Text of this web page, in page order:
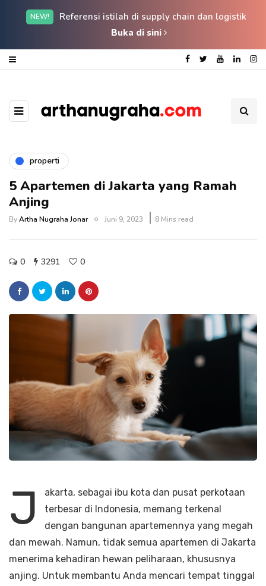
NEW!
Referensi istilah di supply chain dan logistik
Buka di sini
properti
5 Apartemen di Jakarta yang Ramah
Anjing
ByArtha Nugraha Jonar Juni 9, 2023 8 Mins read
0 3291 0
J
akarta, sebagai ibu kota dan pusat perkotaan
terbesar di Indonesia, memang terkenal
dengan bangunan apartemennya yang megah
dan mewah. Namun, tidak semua apartemen di Jakarta
menerima kehadiran hewan peliharaan, khususnya
anjing. Untuk membantu Anda mencari tempat tinggal